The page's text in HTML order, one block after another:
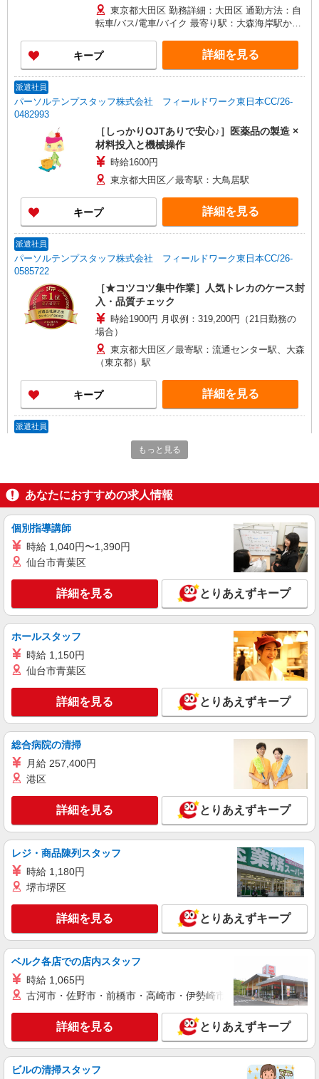
東京都大田区 勤務詳細：大田区 通勤方法：自
転車/バス/電車/バイク 最寄り駅：大森海岸駅から
大森海岸駅と平和島への送迎が有ります
キープ 詳細を見る
派遣社員
パーソルテンプスタッフ株式会社 フィールドワーク東日本CC/26-
0482993
［しっかりOJTありで安心♪］医薬品の製造 ×
材料投入と機械操作
時給1600円
東京都大田区／最寄駅：大鳥居駅
キープ 詳細を見る
派遣社員
パーソルテンプスタッフ株式会社 フィールドワーク東日本CC/26-
0585722
［★コツコツ集中作業］人気トレカのケース封
入・品質チェック
時給1900円 月収例：319,200円（21日勤務の
場合）
東京都大田区／最寄駅：流通センター駅、大森
（東京都）駅
キープ 詳細を見る
派遣社員
パーソルテンプスタッフ株式会社 フィールドワーク東日本CC/26-
ンプル作成・分析サポート！
時給1800円
駅から、帰りは工場前から「社用バス」が出てい
ます♪
キープ 詳細を見る
パーソルテンプスタッフ株式会社 フィールドワーク東日本CC/26-
0585726
《直接雇用の実績あり》安定してオシゴトした
東京都大田区／最寄駅：平和島駅、流通センタ
ー駅
キープ 詳細を見る
派遣社員
パーソルテンプスタッフ株式会社 フィールドワーク東日本CC/26-
＜立ち＋座り＞バランス良い仕事で無理なく働
ける◎トレカのチェック＆梱包
時給1750円 月収例：294,000円（21日勤務の
場合）
東京都大田区／最寄駅：流通センター駅、大森
キープ 詳細を見る
派遣社員
パーソルテンプスタッフ株式会社 フィールドワーク東日本CC/26-
0585719
＜制御機器や装置に関連する出荷前の検査と入
時給1800円
東京都大田区／最寄駅：雑色駅
キープ 詳細を見る
もっと見る
あなたにおすすめの求人情報
個別指導講師
時給 1,040円〜1,390円
仙台市青葉区
詳細を見る とりあえずキープ
ホールスタッフ
時給 1,150円
仙台市青葉区
詳細を見る とりあえずキープ
総合病院の清掃
月給 257,400円
港区
詳細を見る とりあえずキープ
レジ・商品陳列スタッフ
時給 1,180円
堺市堺区
詳細を見る とりあえずキープ
ベルク各店での店内スタッフ
時給 1,065円
古河市・佐野市・前橋市・高崎市・伊勢崎市・太田市・館林市
詳細を見る とりあえずキープ
ビルの清掃スタッフ